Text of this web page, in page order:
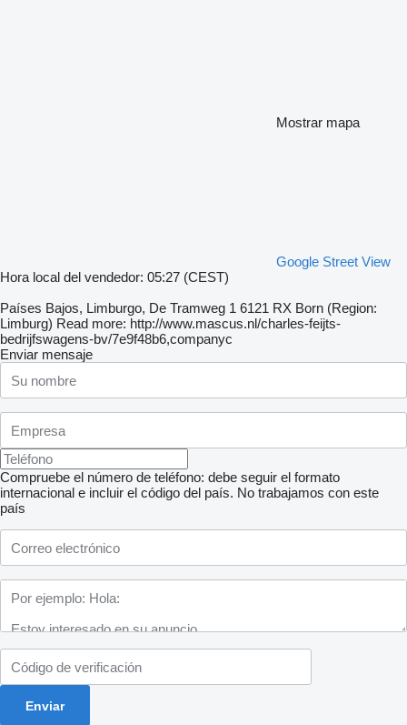
Mostrar mapa
Google Street View
Hora local del vendedor: 05:27 (CEST)
Países Bajos, Limburgo, De Tramweg 1 6121 RX Born (Region:
Limburg) Read more: http://www.mascus.nl/charles-feijts-
bedrijfswagens-bv/7e9f48b6,companyc
Enviar mensaje
Compruebe el número de teléfono: debe seguir el formato
internacional e incluir el código del país. No trabajamos con este
país